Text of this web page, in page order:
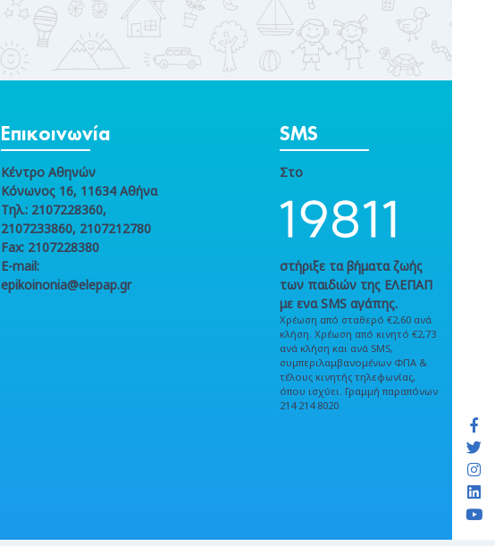
Επικοινωνία
Κέντρο Αθηνών
Κόνωνος 16, 11634 Αθήνα
Τηλ.: 2107228360,
2107233860, 2107212780
Fax: 2107228380
E-mail:
epikoinonia@elepap.gr
SMS
Στο
στήριξε τα βήματα ζωής
των παιδιών της ΕΛΕΠΑΠ
με ενα SMS αγάπης.
Χρέωση από σταθερό €2,60 ανά
κλήση. Χρέωση από κινητό €2,73
ανά κλήση και ανά SMS,
συμπεριλαμβανομένων ΦΠΑ &
τέλους κινητής τηλεφωνίας,
όπου ισχύει. Γραμμή παραπόνων
214 214 8020